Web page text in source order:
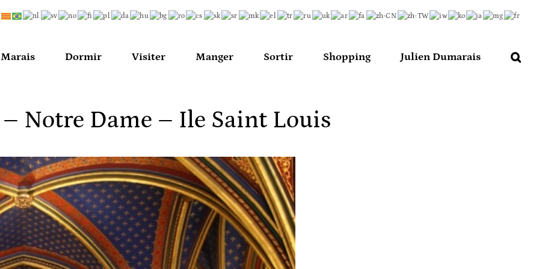
Dormir Visiter Manger Sortir Shopping Julien Dumarais
– Notre Dame – Ile Saint Louis